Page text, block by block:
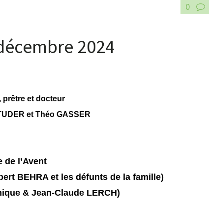
2024
prêtre et docteur
et Théo GASSER
de l’Avent
BEHRA et les défunts de la famille)
& Jean-Claude LERCH)
0